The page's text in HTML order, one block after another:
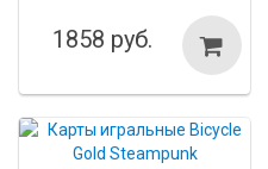
1858 руб.